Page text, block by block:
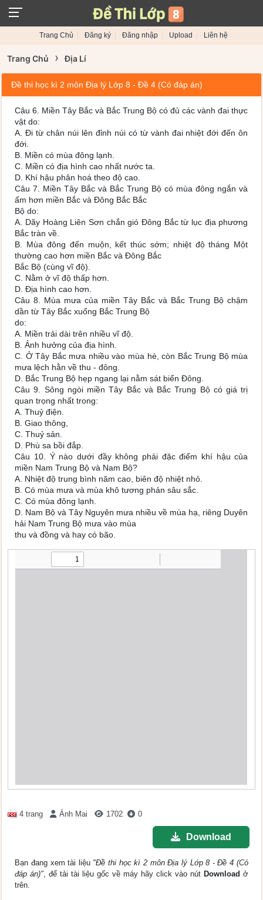
Trang Chủ Đăng ký Đăng nhập Upload Liên hệ
Trang Chủ › Địa Lí
Đề thi học kì 2 môn Địa lý Lớp 8 - Đề 4 (Có đáp án)
Câu 6. Miền Tây Bắc và Bắc Trung Bộ có đủ các vành đai thực
vật do:
A. Đi từ chân núi lên đỉnh núi có từ vành đai nhiệt đới đến ôn
đới.
B. Miền có mùa đông lạnh.
C. Miền có địa hình cao nhất nước ta.
D. Khí hậu phân hoá theo độ cao.
Câu 7. Miền Tây Bắc và Bắc Trung Bộ có mùa đông ngắn và
ấm hơn miền Bắc và Đông Bắc Bắc
Bộ do:
A. Dãy Hoàng Liên Sơn chắn gió Đông Bắc từ lục địa phương
Bắc tràn về.
B. Mùa đông đến muộn, kết thúc sớm; nhiệt độ tháng Một
thường cao hơn miền Bắc và Đông Bắc
Bắc Bộ (cùng vĩ độ).
C. Nằm ở vĩ độ thấp hơn.
D. Địa hình cao hơn.
Câu 8. Mùa mưa của miền Tây Bắc và Bắc Trung Bộ chậm
dần từ Tây Bắc xuống Bắc Trung Bộ
do:
A. Miền trải dài trên nhiều vĩ độ.
B. Ảnh hưởng của địa hình.
C. Ở Tây Bắc mưa nhiều vào mùa hè, còn Bắc Trung Bộ mùa
mưa lệch hằn về thu - đông.
D. Bắc Trung Bộ hẹp ngang lại nằm sát biển Đông.
Câu 9. Sông ngòi miền Tây Bắc và Bắc Trung Bộ có giá trị
quan trọng nhất trong:
A. Thuỷ điện.
B. Giao thông,
C. Thuỷ sản.
D. Phù sa bồi đắp.
Câu 10. Ý nào dưới đầy không phải đặc điểm khí hậu của
miền Nam Trung Bộ và Nam Bộ?
A. Nhiệt độ trung bình năm cao, biên độ nhiệt nhỏ.
B. Có mùa mưa và mùa khô tương phản sâu sắc.
C. Có mùa đông lạnh.
D. Nam Bộ và Tây Nguyên mưa nhiều về mùa hạ, riêng Duyên
hải Nam Trung Bộ mưa vào mùa
thu và đồng và hay có bão.
4 trang Ánh Mai 1702 0
Download
Bạn đang xem tài liệu "Đề thi học kì 2 môn Địa lý Lớp 8 - Đề 4 (Có
đáp án)", để tải tài liệu gốc về máy hãy click vào nút Download ở
trên.